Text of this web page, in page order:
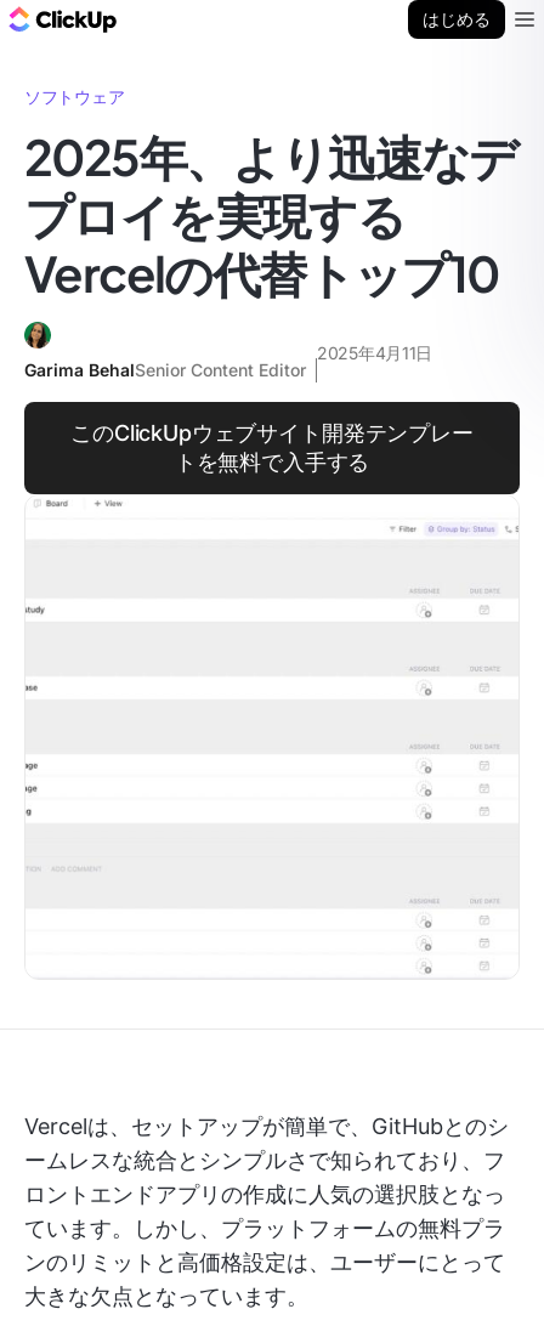
はじめる
ソフトウェア
2025年、より迅速なデ
プロイを実現する
Vercelの代替トップ10
Garima BehalSenior Content Editor
2025年4月11日
このClickUpウェブサイト開発テンプレー
トを無料で入手する
Vercelは、セットアップが簡単で、GitHubとのシ
ームレスな統合とシンプルさで知られており、フ
ロントエンドアプリの作成に人気の選択肢となっ
ています。しかし、プラットフォームの無料プラ
ンのリミットと高価格設定は、ユーザーにとって
大きな欠点となっています。